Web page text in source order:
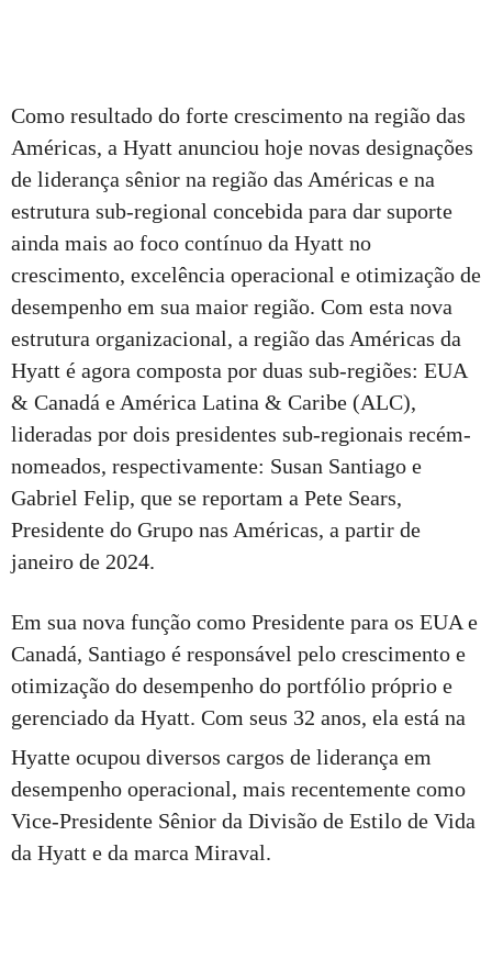
Como resultado do forte crescimento na região das
Américas, a Hyatt anunciou hoje novas designações
de liderança sênior na região das Américas e na
estrutura sub-regional concebida para dar suporte
ainda mais ao foco contínuo da Hyatt no
crescimento, excelência operacional e otimização de
desempenho em sua maior região. Com esta nova
estrutura organizacional, a região das Américas da
Hyatt é agora composta por duas sub-regiões: EUA
& Canadá e América Latina & Caribe (ALC),
lideradas por dois presidentes sub-regionais recém-
nomeados, respectivamente: Susan Santiago e
Gabriel Felip, que se reportam a Pete Sears,
Presidente do Grupo nas Américas, a partir de
janeiro de 2024.
Em sua nova função como Presidente para os EUA e
Canadá, Santiago é responsável pelo crescimento e
otimização do desempenho do portfólio próprio e
gerenciado da Hyatt. Com seus 32 anos, ela está na
Hyatte ocupou diversos cargos de liderança em
desempenho operacional, mais recentemente como
Vice-Presidente Sênior da Divisão de Estilo de Vida
da Hyatt e da marca Miraval.